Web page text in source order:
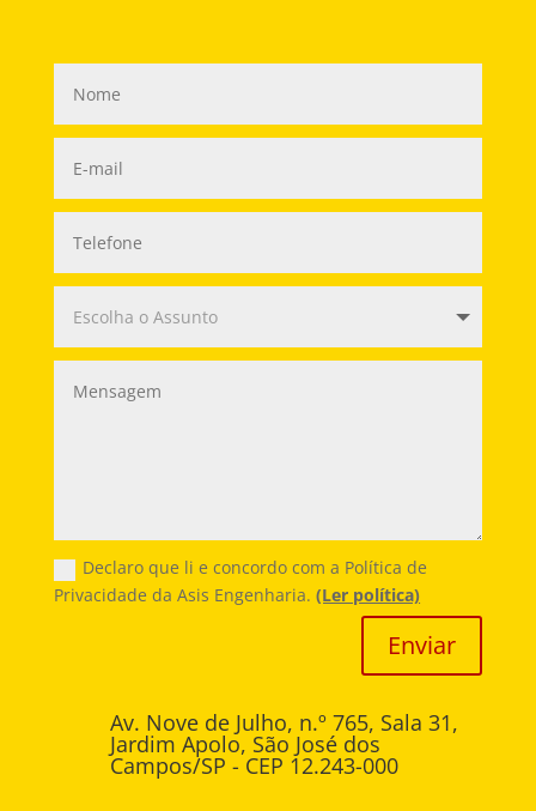
Declaro que li e concordo com a Política de
Privacidade da Asis Engenharia.(Ler política)
Enviar
Av. Nove de Julho, n.º 765, Sala 31,
Jardim Apolo, São José dos
Campos/SP - CEP 12.243-000